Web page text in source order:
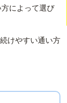
によって選び
けやすい通い方